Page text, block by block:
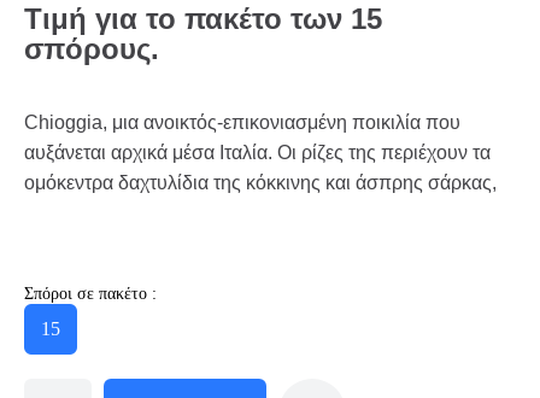
Τιμή για το πακέτο των 15
σπόρους.
Chioggia, μια ανοικτός-επικονιασμένη ποικιλία που
αυξάνεται αρχικά μέσα Ιταλία. Οι ρίζες της περιέχουν τα
ομόκεντρα δαχτυλίδια της κόκκινης και άσπρης σάρκας,
Σπόροι σε πακέτο :
15